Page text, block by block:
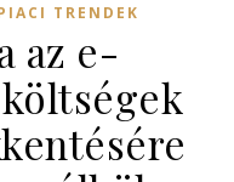
TRENDEK
az e-